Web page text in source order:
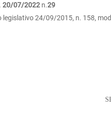
20/07/2022 n.29
legislativo 24/09/2015, n. 158,